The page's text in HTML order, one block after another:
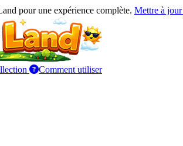
pour une expérience complète. Mettre à jour
Comment utiliser